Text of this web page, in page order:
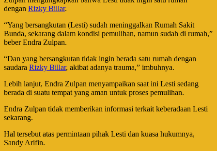
dengan Rizky Billar.
“Yang bersangkutan (Lesti) sudah meninggalkan Rumah Sakit
Bunda, sekarang dalam kondisi pemulihan, namun sudah di rumah,”
beber Endra Zulpan.
“Dan yang bersangkutan tidak ingin berada satu rumah dengan
saudara Rizky Billar, akibat adanya trauma,” imbuhnya.
Lebih lanjut, Endra Zulpan menyampaikan saat ini Lesti sedang
berada di suatu tempat yang aman untuk proses pemulihan.
Endra Zulpan tidak memberikan informasi terkait keberadaan Lesti
sekarang.
Hal tersebut atas permintaan pihak Lesti dan kuasa hukumnya,
Sandy Arifin.